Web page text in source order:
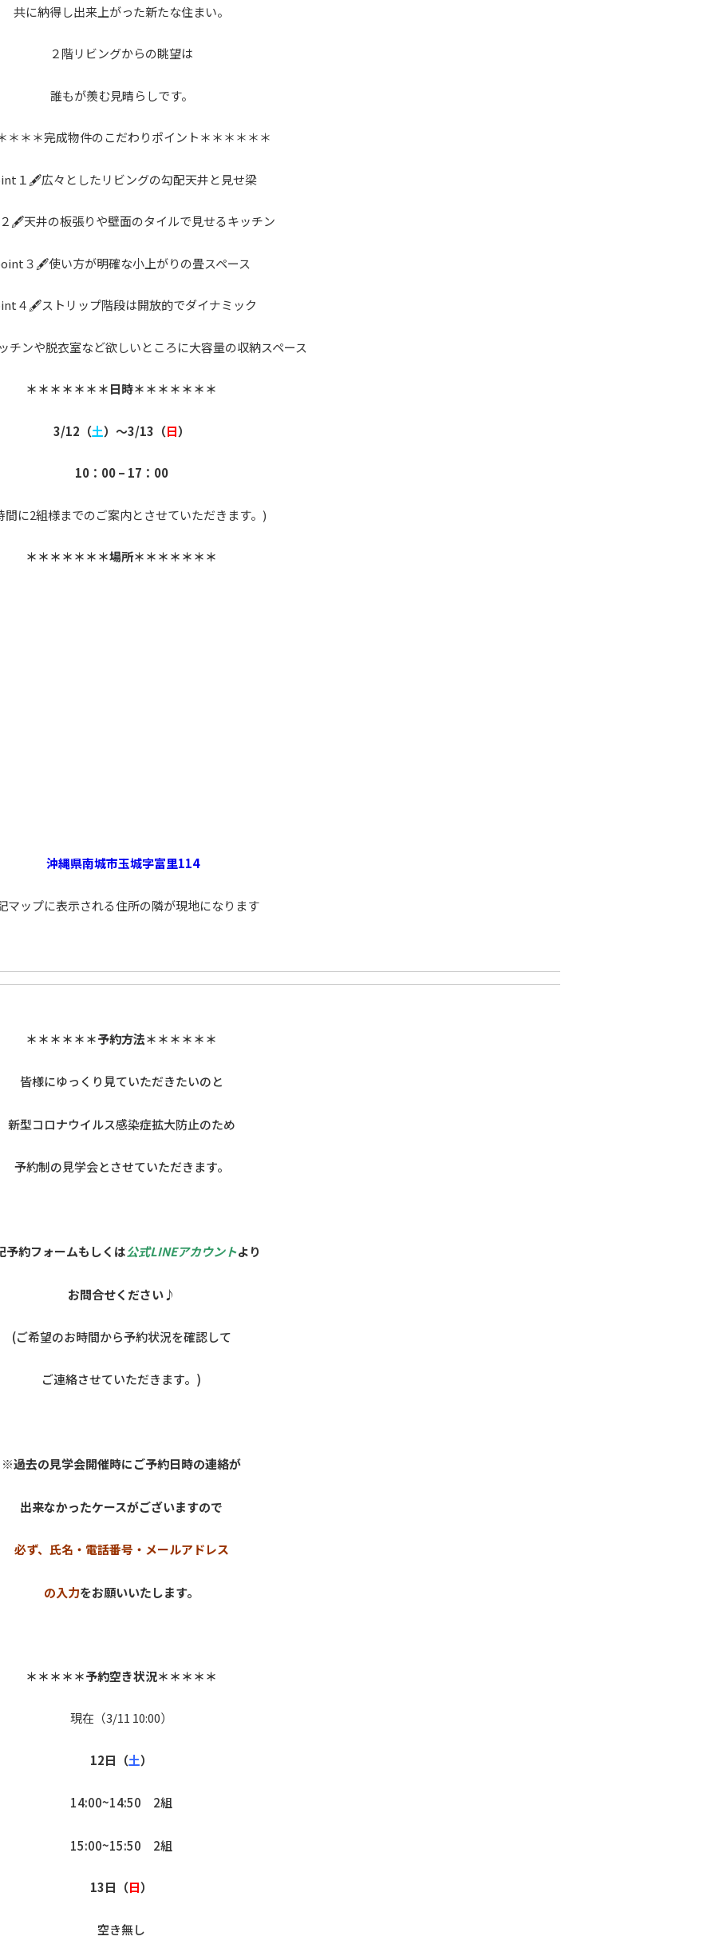
共に納得し出来上がった新たな住まい。
２階リビングからの眺望は
誰もが羨む見晴らしです。
＊＊＊完成物件のこだわりポイント＊＊＊＊＊＊
１🖋広々としたリビングの勾配天井と見せ梁
🖋天井の板張りや壁面のタイルで見せるキッチン
３🖋使い方が明確な小上がりの畳スペース
４🖋ストリップ階段は開放的でダイナミック
ンや脱衣室など欲しいところに大容量の収納スペース
＊＊＊＊＊＊＊日時＊＊＊＊＊＊＊
3/12（土）～3/13 （日）
10：00 – 17：00
間に2組様までのご案内とさせていただきます。)
＊＊＊＊＊＊＊場所＊＊＊＊＊＊＊
沖縄県南城市玉城字富里114
マップに表示される住所の隣が現地になります
＊＊＊＊＊＊予約方法＊＊＊＊＊＊
皆様にゆっくり見ていただきたいのと
新型コロナウイルス感染症拡大防止のため
予約制の見学会とさせていただきます。
予約フォームもしくは公式LINEアカウントより
お問合せください♪
(ご希望のお時間から予約状況を確認して
ご連絡させていただきます。)
※過去の見学会開催時にご予約日時の連絡が
出来なかったケースがございますので
必ず、氏名・電話番号・メールアドレス
の入力をお願いいたします。
＊＊＊＊＊予約空き状況＊＊＊＊＊
現在（3/11 10:00）
12日（土）
14:00~14:50 2組
15:00~15:50 2組
13日（日）
空き無し